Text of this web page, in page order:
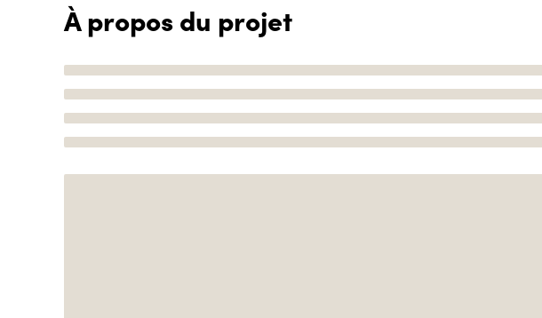
À propos du projet